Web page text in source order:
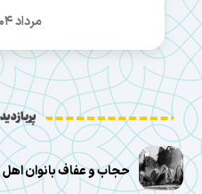
مرداد 1404
حجاب و عفاف بانوان